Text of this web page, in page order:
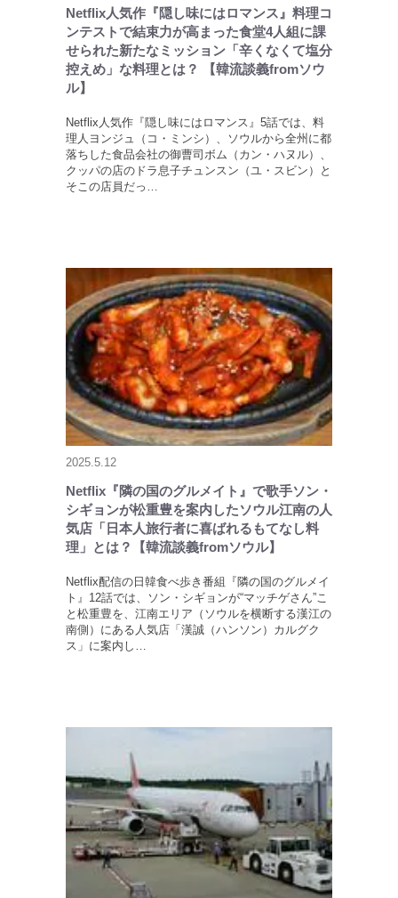
Netflix人気作『隠し味にはロマンス』料理コ
ンテストで結束力が高まった食堂4人組に課
せられた新たなミッション「辛くなくて塩分
控えめ」な料理とは？ 【韓流談義fromソウ
ル】
Netflix人気作『隠し味にはロマンス』5話では、料
理人ヨンジュ（コ・ミンシ）、ソウルから全州に都
落ちした食品会社の御曹司ボム（カン・ハヌル）、
クッパの店のドラ息子チュンスン（ユ・スビン）と
そこの店員だっ…
2025.5.12
Netflix『隣の国のグルメイト』で歌手ソン・
シギョンが松重豊を案内したソウル江南の人
気店「日本人旅行者に喜ばれるもてなし料
理」とは？【韓流談義fromソウル】
Netflix配信の日韓食べ歩き番組『隣の国のグルメイ
ト』12話では、ソン・シギョンが“マッチゲさん”こ
と松重豊を、江南エリア（ソウルを横断する漢江の
南側）にある人気店「漢誠（ハンソン）カルグク
ス」に案内し…